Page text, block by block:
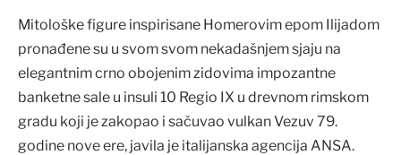
Mitološke figure inspirisane Homerovim epom Ilijadom
pronađene su u svom svom nekadašnjem sjaju na
elegantnim crno obojenim zidovima impozantne
banketne sale u insuli 10 Regio IX u drevnom rimskom
gradu koji je zakopao i sačuvao vulkan Vezuv 79.
godine nove ere, javila je italijanska agencija ANSA.